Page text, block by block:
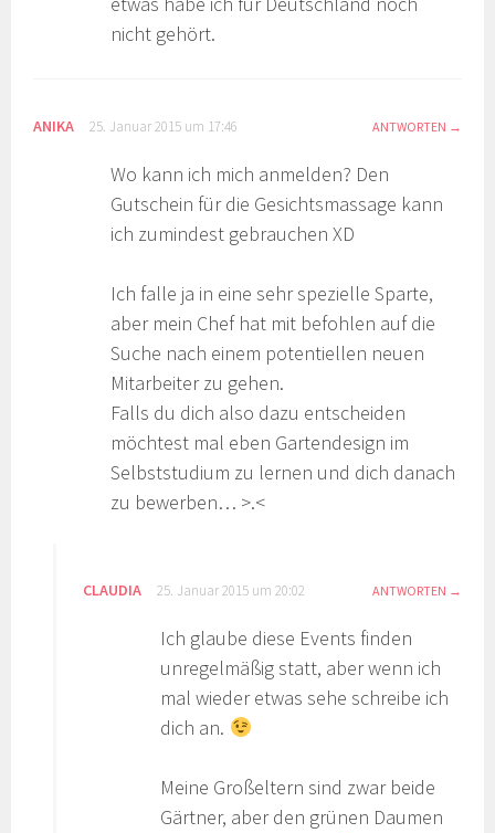
nicht gehört.
ANIKA 25. Januar 2015 um 17:46 ANTWORTEN
Wo kann ich mich anmelden? Den
Gutschein für die Gesichtsmassage kann
ich zumindest gebrauchen XD
Ich falle ja in eine sehr spezielle Sparte,
aber mein Chef hat mit befohlen auf die
Suche nach einem potentiellen neuen
Mitarbeiter zu gehen.
Falls du dich also dazu entscheiden
möchtest mal eben Gartendesign im
Selbststudium zu lernen und dich danach
zu bewerben… >.<
CLAUDIA 25. Januar 2015 um 20:02 ANTWORTEN
Ich glaube diese Events finden
unregelmäßig statt, aber wenn ich
mal wieder etwas sehe schreibe ich
dich an.
Meine Großeltern sind zwar beide
Gärtner, aber den grünen Daumen